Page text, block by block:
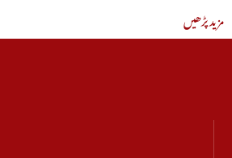
مزید پڑھیں